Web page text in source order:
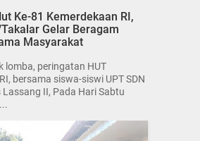
Ke-81 Kemerdekaan RI,
Gelar Beragam
Masyarakat
lomba, peringatan HUT
bersama siswa-siswi UPT SDN
Lassang II, Pada Hari Sabtu